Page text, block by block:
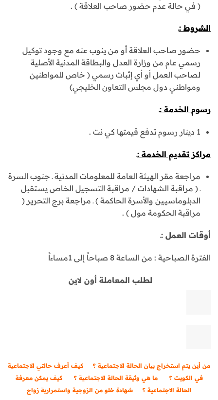
( في حالة عدم حضور صاحب العلاقة ) .
الشروط :ـ
حضور صاحب العلاقة أو من ينوب عنه مع وجود توكيل
رسمي عام من وزارة العدل والبطاقة المدنية الأصلية
لصاحب العمل أو أي إثبات رسمي ( خاص للمواطنين
ومواطني دول مجلس التعاون الخليجي)
رسوم الخدمة :ـ
1 دينار رسوم تدفع قيمتها كي نت .
مراكز تقديم الخدمة :ـ
مراجعة مقر الهيئة العامة للمعلومات المدنية ـ جنوب السرة
ـ ( مراقبة الشهادات / مراقبة التسجيل الخاص يستقبل
الدبلوماسيين والأسرة الحاكمة ) ـ مراجعة برج التحرير (
مراقبة الحكومة مول ) .
أوقات العمل :ـ
الفترة الصباحية : من الساعة 8 صباحاً إلى 1مساءاً
لطلب المعاملة أون لاين
من أين يتم استخراج بيان الحالة الاجتماعية ؟
كيف أعرف حالتي الاجتماعية
في الكويت ؟
ما هي وثيقة الحالة الاجتماعية ؟
كيف يمكن معرفة
الحالة الاجتماعية ؟
شهادة خلو من الزوجية واستمرارية زواج